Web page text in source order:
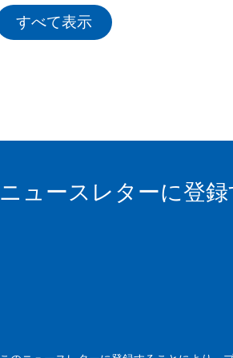
すべて表示
ニュースレターに登